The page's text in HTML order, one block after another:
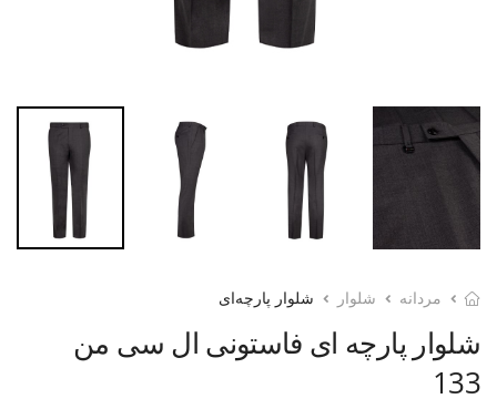
مردانه شلوار شلوار پارچه‌ای
شلوار پارچه ای فاستونی ال سی من
133